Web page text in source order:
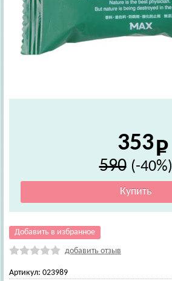
353
590 (-40%)
Добавить в избранное
добавить отзыв
Артикул: 023989